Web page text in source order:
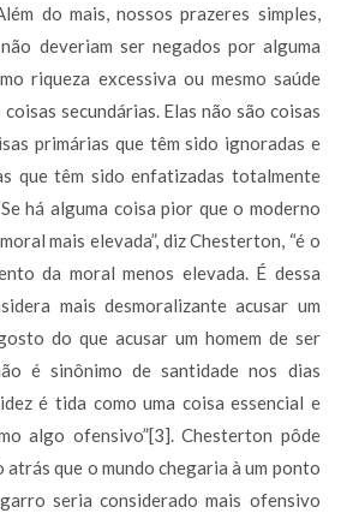
do mais, nossos prazeres simples,
deveriam ser negados por alguma
riqueza excessiva ou mesmo saúde
secundárias. Elas não são coisas
primárias que têm sido ignoradas e
que têm sido enfatizadas totalmente
há alguma coisa pior que o moderno
mais elevada”, diz Chesterton, “é o
da moral menos elevada. É dessa
mais desmoralizante acusar um
do que acusar um homem de ser
é sinônimo de santidade nos dias
é tida como uma coisa essencial e
algo ofensivo”[3]. Chesterton pôde
atrás que o mundo chegaria à um ponto
seria considerado mais ofensivo